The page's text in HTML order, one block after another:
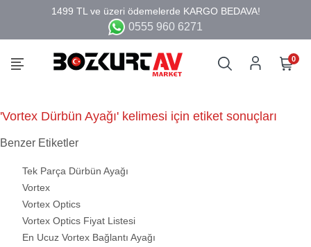
0555 960 6271
0
'Vortex Dürbün Ayağı' kelimesi için etiket sonuçları
Benzer Etiketler
Tek Parça Dürbün Ayağı
Vortex
Vortex Optics
Vortex Optics Fiyat Listesi
En Ucuz Vortex Bağlantı Ayağı